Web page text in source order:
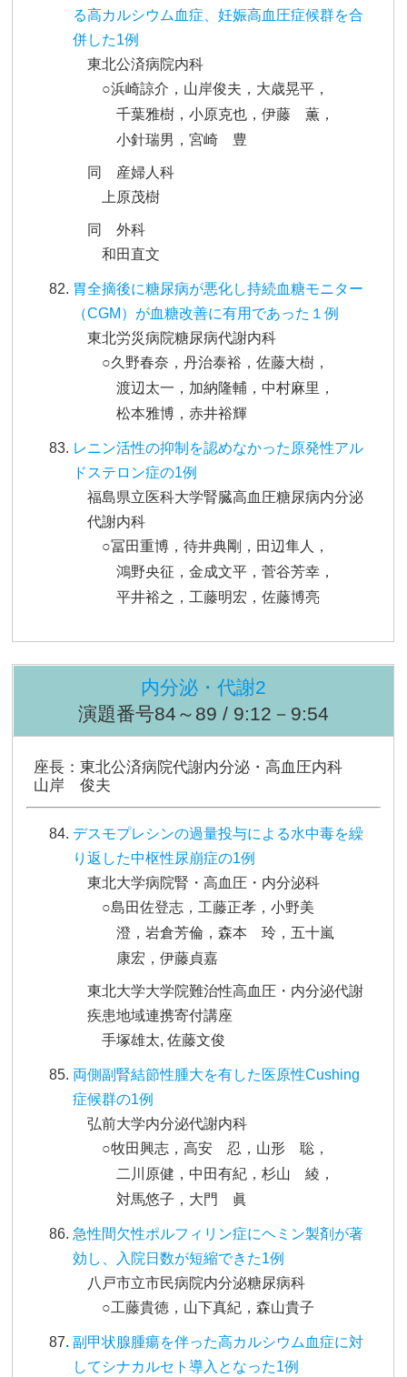
る高カルシウム血症、妊娠高血圧症候群を合
併した1例
東北公済病院内科
○浜崎諒介，山岸俊夫，大歳晃平，
千葉雅樹，小原克也，伊藤 薫，
小針瑞男，宮崎 豊
同 産婦人科
上原茂樹
同 外科
和田直文
胃全摘後に糖尿病が悪化し持続血糖モニター
（CGM）が血糖改善に有用であった１例
東北労災病院糖尿病代謝内科
○久野春奈，丹治泰裕，佐藤大樹，
渡辺太一，加納隆輔，中村麻里，
松本雅博，赤井裕輝
レニン活性の抑制を認めなかった原発性アル
ドステロン症の1例
福島県立医科大学腎臓高血圧糖尿病内分泌
代謝内科
○冨田重博，待井典剛，田辺隼人，
鴻野央征，金成文平，菅谷芳幸，
平井裕之，工藤明宏，佐藤博亮
内分泌・代謝2
演題番号84～89 / 9:12－9:54
座長：東北公済病院代謝内分泌・高血圧内科
山岸 俊夫
デスモプレシンの過量投与による水中毒を繰
り返した中枢性尿崩症の1例
東北大学病院腎・高血圧・内分泌科
○島田佐登志，工藤正孝，小野美
澄，岩倉芳倫，森本 玲，五十嵐
康宏，伊藤貞嘉
東北大学大学院難治性高血圧・内分泌代謝
疾患地域連携寄付講座
手塚雄太, 佐藤文俊
両側副腎結節性腫大を有した医原性Cushing
症候群の1例
弘前大学内分泌代謝内科
○牧田興志，高安 忍，山形 聡，
二川原健，中田有紀，杉山 綾，
対馬悠子，大門 眞
急性間欠性ポルフィリン症にヘミン製剤が著
効し、入院日数が短縮できた1例
八戸市立市民病院内分泌糖尿病科
○工藤貴徳，山下真紀，森山貴子
副甲状腺腫瘍を伴った高カルシウム血症に対
してシナカルセト導入となった1例